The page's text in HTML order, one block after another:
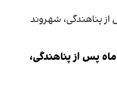
دو فوتبالیست زن ایرانی ۵ ماه پس از پناهندگی،